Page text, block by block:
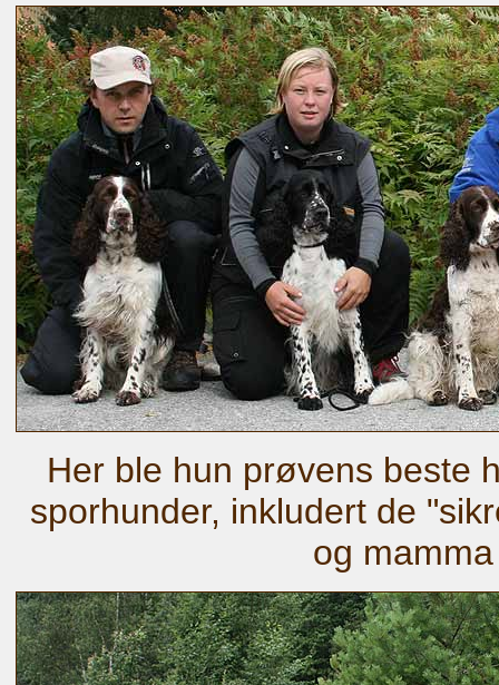
Her ble hun prøvens beste
sporhunder, inkludert de
og